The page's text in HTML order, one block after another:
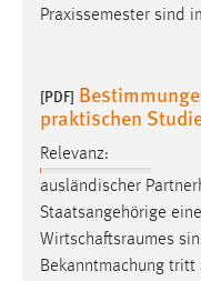
Praxissemester sind
[PDF]
praktischen
Relevanz:
ausländischer
Staatsangehörige
Wirtschaftsraumes
Bekanntmachung tritt